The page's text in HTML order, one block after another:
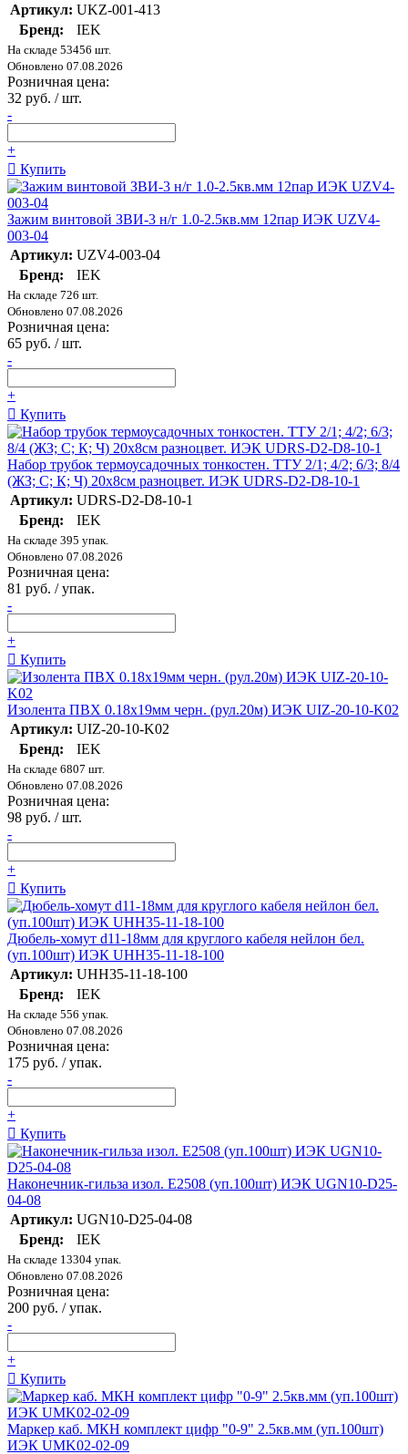
Артикул: UKZ-001-413
Бренд:
IEK
На складе 53456 шт.
Обновлено 07.08.2026
Розничная цена:
32 руб. / шт.
-
+
Купить
Зажим винтовой ЗВИ-3 н/г 1.0-2.5кв.мм 12пар ИЭК UZV4-
003-04
Артикул: UZV4-003-04
Бренд:
IEK
На складе 726 шт.
Обновлено 07.08.2026
Розничная цена:
65 руб. / шт.
-
+
Купить
Набор трубок термоусадочных тонкостен. ТТУ 2/1; 4/2; 6/3; 8/4
(ЖЗ; С; К; Ч) 20х8см разноцвет. ИЭК UDRS-D2-D8-10-1
Артикул: UDRS-D2-D8-10-1
Бренд:
IEK
На складе 395 упак.
Обновлено 07.08.2026
Розничная цена:
81 руб. / упак.
-
+
Купить
Изолента ПВХ 0.18х19мм черн. (рул.20м) ИЭК UIZ-20-10-K02
Артикул: UIZ-20-10-K02
Бренд:
IEK
На складе 6807 шт.
Обновлено 07.08.2026
Розничная цена:
98 руб. / шт.
-
+
Купить
Дюбель-хомут d11-18мм для круглого кабеля нейлон бел.
(уп.100шт) ИЭК UHH35-11-18-100
Артикул: UHH35-11-18-100
Бренд:
IEK
На складе 556 упак.
Обновлено 07.08.2026
Розничная цена:
175 руб. / упак.
-
+
Купить
Наконечник-гильза изол. Е2508 (уп.100шт) ИЭК UGN10-D25-
04-08
Артикул: UGN10-D25-04-08
Бренд:
IEK
На складе 13304 упак.
Обновлено 07.08.2026
Розничная цена:
200 руб. / упак.
-
+
Купить
Маркер каб. МКН комплект цифр "0-9" 2.5кв.мм (уп.100шт)
ИЭК UMK02-02-09